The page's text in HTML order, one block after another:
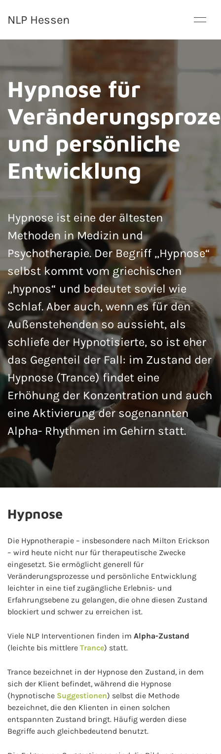
NLP Hessen
Hypnose für
und persönliche
Entwicklung
Hypnose ist eine der ältesten
Methoden in Medizin und
Psychotherapie. Der Begriff „Hypnose“
selbst kommt vom griechischen
„hypnos“ und bedeutet soviel wie
Schlaf. Aber auch, wenn es für den
Außenstehenden so aussieht, als
schliefe der Hypnotisierte, so ist eher
das Gegenteil der Fall: im Zustand der
Hypnose (Trance) findet eine
Erhöhung der Konzentration und auch
eine Aktivierung der sogenannten
Alpha- Rhythmen im Gehirn statt.
Hypnose
Die Hypnotherapie – insbesondere nach Milton Erickson
– wird heute nicht nur für therapeutische Zwecke
eingesetzt. Sie ermöglicht generell für
Veränderungsprozesse und persönliche Entwicklung
leichter in eine tief zugängliche Erlebnis- und
Erfahrungsebene zu gelangen, die ohne diesen Zustand
blockiert und schwer zu erreichen ist.
Viele NLP Interventionen finden im Alpha-Zustand
(leichte bis mittlere Trance) statt.
Trance bezeichnet in der Hypnose den Zustand, in dem
sich der Klient befindet, während die Hypnose
(hypnotische Suggestionen) selbst die Methode
bezeichnet, die den Klienten in einen solchen
entspannten Zustand bringt. Häufig werden diese
Begriffe auch gleichbedeutend benutzt.